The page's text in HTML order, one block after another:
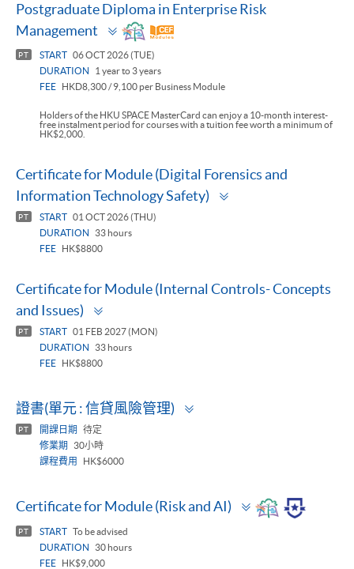
Postgraduate Diploma in Enterprise Risk
Management
Toggle
panel
PT START 06 OCT 2026 (TUE)
DURATION
1 year to 3 years
FEE
HKD8,300 / 9,100 per Business Module
Holders of the HKU SPACE MasterCard can enjoy a 10-month interest-
free instalment period for courses with a tuition fee worth a minimum of
HK$2,000.
Certificate for Module (Digital Forensics and
Information Technology Safety)
PT START 01 OCT 2026 (THU)
DURATION
33 hours
FEE
HK$8800
Certificate for Module (Internal Controls- Concepts
and Issues)
PT START 01 FEB 2027 (MON)
DURATION
33 hours
FEE
HK$8800
證書(單元 : 信貸風險管理)
PT 開課日期
待定
修業期
30小時
課程費用
HK$6000
Certificate for Module (Risk and AI)
Toggle
panel
PT START To be advised
DURATION
30 hours
FEE
HK$9,000